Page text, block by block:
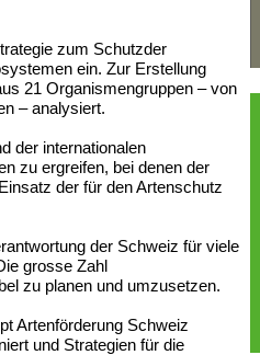
zum Schutzder
ein. Zur Erstellung
21 Organismengruppen – von
– analysiert.
der internationalen
zu ergreifen, bei denen der
der für den Artenschutz
der Schweiz für viele
grosse Zahl
zu planen und umzusetzen.
Artenförderung Schweiz
und Strategien für die